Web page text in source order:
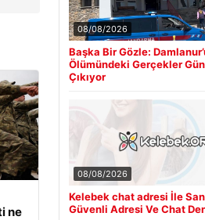
ne
08/08/2026
Başka Bir Gözle:
Ölümündeki Gerçekler
Çıkıyor
08/08/2026
Kelebek chat adresi İle
Güvenli Adresi Ve Chat